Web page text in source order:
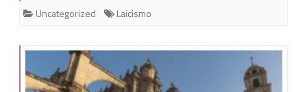
queda
del
plan
Uncategorized Laicismo